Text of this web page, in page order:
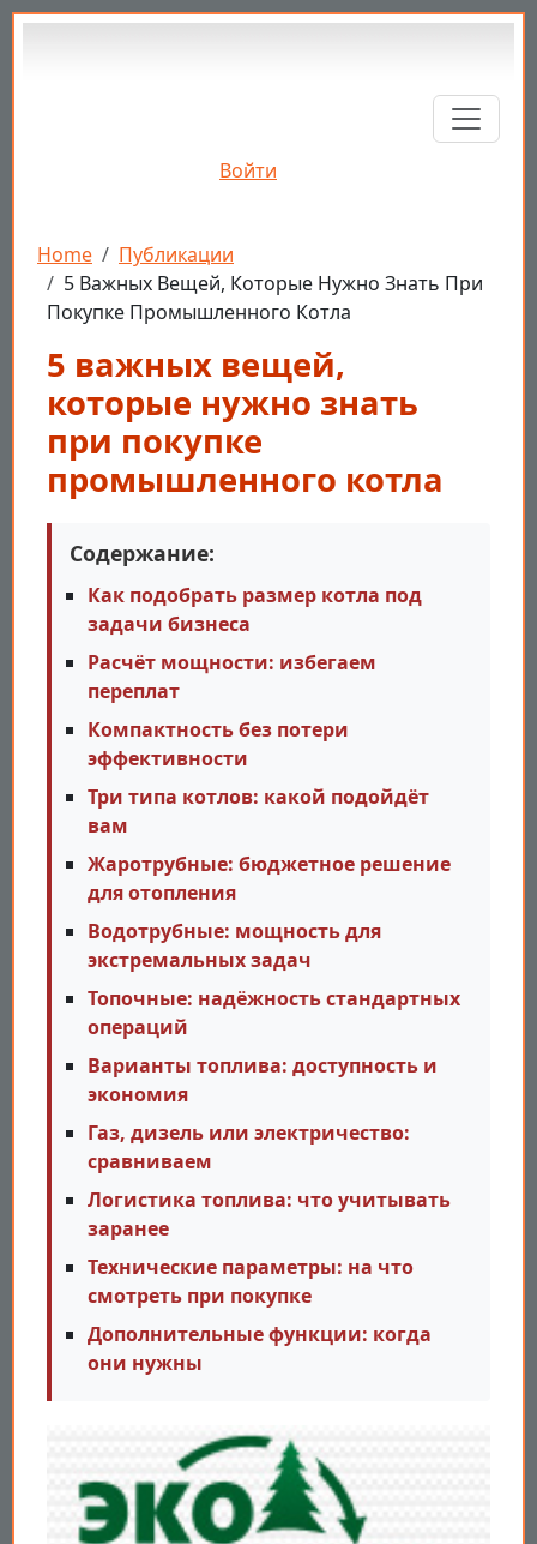
Перейти к основному содержанию
Войти
Строка навигации
Home
Публикации
5 Важных Вещей, Которые Нужно Знать При
Покупке Промышленного Котла
5 важных вещей,
которые нужно знать
при покупке
промышленного котла
Содержание:
Как подобрать размер котла под
задачи бизнеса
Расчёт мощности: избегаем
переплат
Компактность без потери
эффективности
Три типа котлов: какой подойдёт
вам
Жаротрубные: бюджетное решение
для отопления
Водотрубные: мощность для
экстремальных задач
Топочные: надёжность стандартных
операций
Варианты топлива: доступность и
экономия
Газ, дизель или электричество:
сравниваем
Логистика топлива: что учитывать
заранее
Технические параметры: на что
смотреть при покупке
Дополнительные функции: когда
они нужны